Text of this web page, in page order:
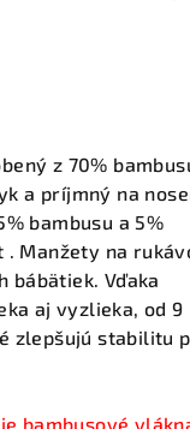
z 70%
a príjmný na
bambusu a 5%
. Manžety na
Vďaka
aj vyzlieka, od 9
zlepšujú stabilitu
bambusové